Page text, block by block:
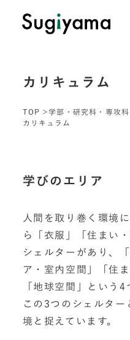
カリキュラム
TOP 学部・研究科・専攻科
カリキュラム
学びのエリア
人間を取り巻く環境
ら「衣服」「住まい
シェルターがあり、
ア・室内空間」「住
「地球空間」という4
この3つのシェルタ
境と捉えています。